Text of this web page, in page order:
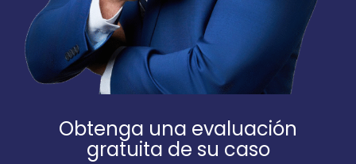
Obtenga una evaluación
gratuita de su caso